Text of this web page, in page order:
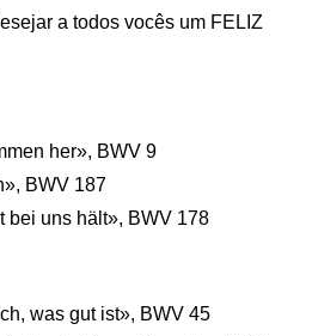
a todos vocês um FELIZ
her», BWV 9
BWV 187
bei uns hält», BWV 178
was gut ist», BWV 45